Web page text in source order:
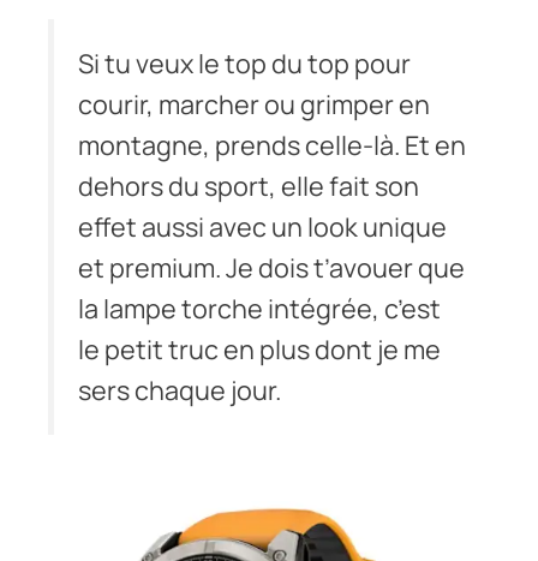
Si tu veux le top du top pour
courir, marcher ou grimper en
montagne, prends celle-là. Et en
dehors du sport, elle fait son
effet aussi avec un look unique
et premium. Je dois t’avouer que
la lampe torche intégrée, c’est
le petit truc en plus dont je me
sers chaque jour.